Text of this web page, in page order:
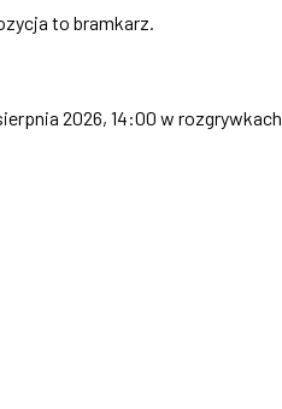
to bramkarz.
2026, 14:00 w rozgrywkach